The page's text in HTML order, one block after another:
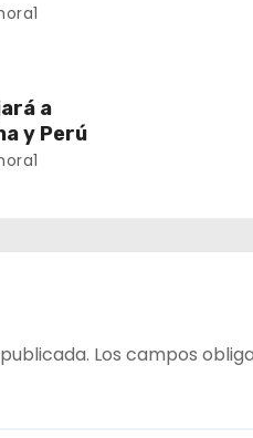
a
y Perú
Los campos